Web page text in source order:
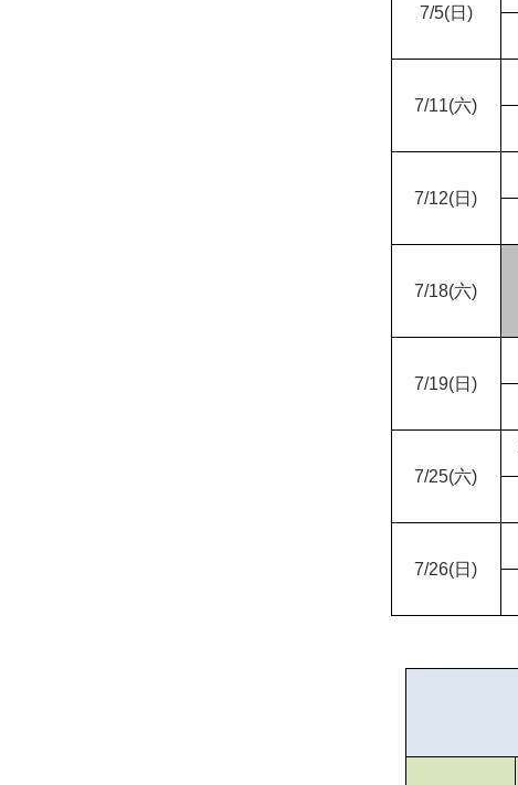
7/5(日)
7/11(六)
7/12(日)
7/18(六)
7/19(日)
7/25(六)
7/26(日)